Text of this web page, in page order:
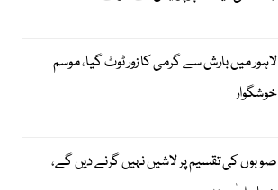
لاہور میں بارش سے گرمی کا زور ٹوٹ گیا، موسم
خوشگوار
صوبوں کی تقسیم پر لاشیں نہیں گرنے دیں گے،